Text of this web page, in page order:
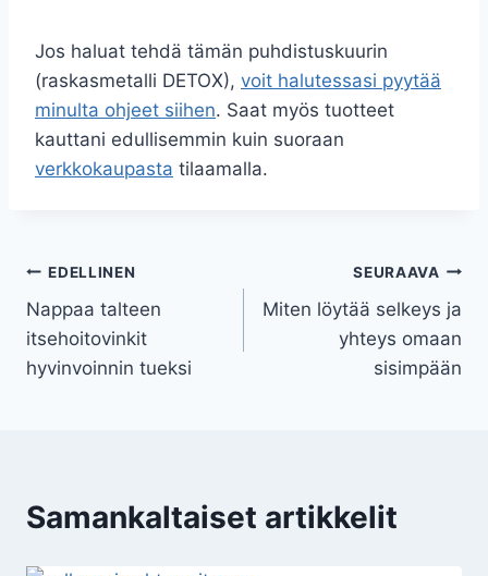
Jos haluat tehdä tämän puhdistuskuurin
(raskasmetalli DETOX), voit halutessasi pyytää
minulta ohjeet siihen. Saat myös tuotteet
kauttani edullisemmin kuin suoraan
verkkokaupasta tilaamalla.
Artikkelien
selaus
EDELLINEN
Nappaa talteen
itsehoitovinkit
hyvinvoinnin tueksi
SEURAAVA
Miten löytää selkeys ja
yhteys omaan
sisimpään
Samankaltaiset artikkelit